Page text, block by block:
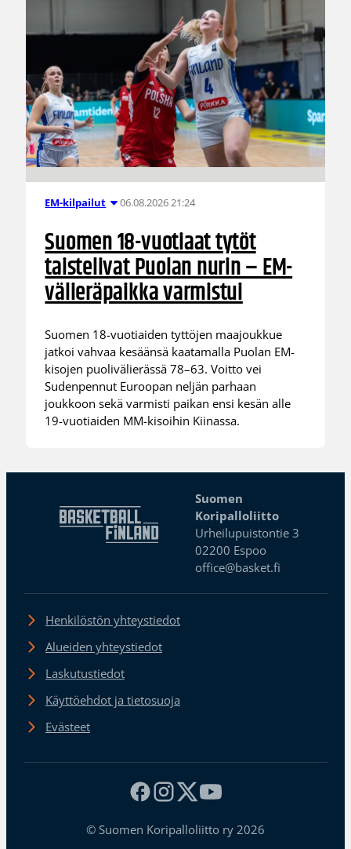
EM-kilpailut 06.08.2026 21:24
Suomen 18-vuotiaat tytöt
taistelivat Puolan nurin – EM-
välieräpaikka varmistui
Suomen 18-vuotiaiden tyttöjen maajoukkue
jatkoi vahvaa kesäänsä kaatamalla Puolan EM-
kisojen puolivälierässä 78–63. Voitto vei
Sudenpennut Euroopan neljän parhaan
joukkoon sekä varmisti paikan ensi kesän alle
19-vuotiaiden MM-kisoihin Kiinassa.
Suomen
Koripalloliitto
Urheilupuistontie 3
02200 Espoo
office@basket.fi
Henkilöstön yhteystiedot
Alueiden yhteystiedot
Laskutustiedot
Käyttöehdot ja tietosuoja
Evästeet
© Suomen Koripalloliitto ry 2026